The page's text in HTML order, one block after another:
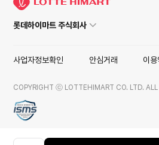
롯데하이마트 주식회사
사업자정보확인 안심거래 이
COPYRIGHT ⓒ LOTTEHIMART CO. LTD. ALL
ISMS